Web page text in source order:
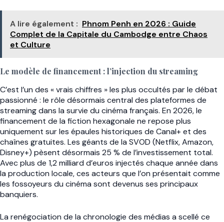
A lire également : Phnom Penh en 2026 : Guide
Complet de la Capitale du Cambodge entre Chaos
et Culture
Le modèle de financement : l’injection du streaming
C’est l’un des « vrais chiffres » les plus occultés par le débat
passionné : le rôle désormais central des plateformes de
streaming dans la survie du cinéma français. En 2026, le
financement de la fiction hexagonale ne repose plus
uniquement sur les épaules historiques de Canal+ et des
chaînes gratuites. Les géants de la SVOD (Netflix, Amazon,
Disney+) pèsent désormais 25 % de l’investissement total.
Avec plus de 1,2 milliard d’euros injectés chaque année dans
la production locale, ces acteurs que l’on présentait comme
les fossoyeurs du cinéma sont devenus ses principaux
banquiers.
La renégociation de la chronologie des médias a scellé ce